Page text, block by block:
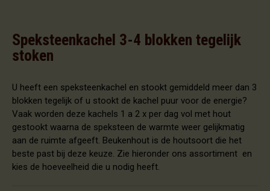
Speksteenkachel 3-4 blokken tegelijk
stoken
U heeft een speksteenkachel en stookt gemiddeld meer dan 3
blokken tegelijk of u stookt de kachel puur voor de energie?
Vaak worden deze kachels 1 a 2 x per dag vol met hout
gestookt waarna de speksteen de warmte weer gelijkmatig
aan de ruimte afgeeft. Beukenhout is de houtsoort die het
beste past bij deze keuze. Zie hieronder ons assortiment en
kies de hoeveelheid die u nodig heeft.